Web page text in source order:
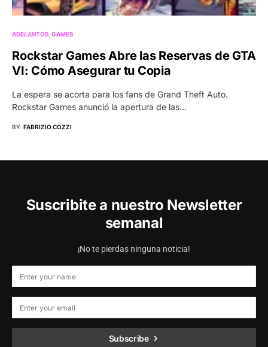
ADELANTOS GAMES
Rockstar Games Abre las Reservas de GTA
VI: Cómo Asegurar tu Copia
La espera se acorta para los fans de Grand Theft Auto.
Rockstar Games anunció la apertura de las…
BY FABRIZIO COZZI
Suscribite a nuestro Newsletter
semanal
¡No te pierdas ninguna noticia!
Subscribe